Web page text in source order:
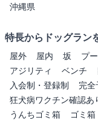
沖縄県
特長からドッグラン
屋外 屋内 坂 プ
アジリティ
ベンチ
入会制・登録制
完全
狂犬病ワクチン確認あ
うんちゴミ箱
ゴミ箱